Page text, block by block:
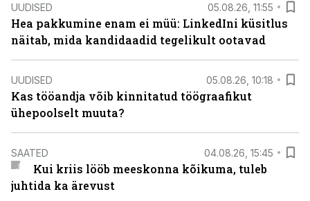
UUDISED 05.08.26, 11:55
Hea pakkumine enam ei müü: LinkedIni küsitlus
näitab, mida kandidaadid tegelikult ootavad
UUDISED 05.08.26, 10:18
Kas tööandja võib kinnitatud töögraafikut
ühepoolselt muuta?
SAATED 04.08.26, 15:45
Kui kriis lööb meeskonna kõikuma, tuleb
juhtida ka ärevust